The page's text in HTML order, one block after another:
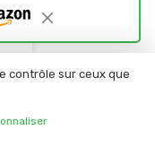
contrôle sur ceux que